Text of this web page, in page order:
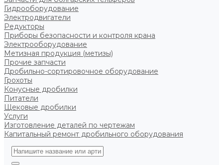
Гидрооборудование
Электродвигатели
Редукторы
Приборы безопасности и контроля крана
Электрооборудование
Метизная продукция (метизы)
Прочие запчасти
Дробильно-сортировочное оборудование
Грохоты
Конусные дробилки
Питатели
Щековые дробилки
Услуги
Изготовление деталей по чертежам
Капитальный ремонт дробильного оборудования